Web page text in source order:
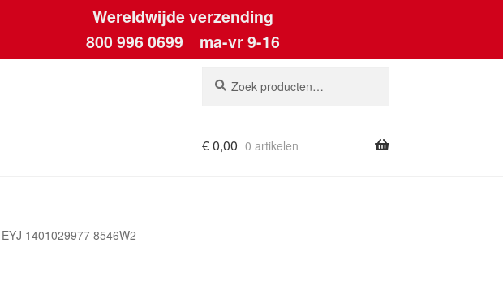
Wereldwijde verzending
800 996 0699 ma-vr 9-16
naar:
€0,00 0 artikelen
1401029977 8546W2